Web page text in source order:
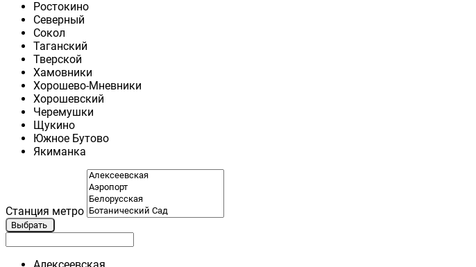
Ростокино
Северный
Сокол
Таганский
Тверской
Хамовники
Хорошево-Мневники
Хорошевский
Черемушки
Щукино
Южное Бутово
Якиманка
Станция метро
Выбрать